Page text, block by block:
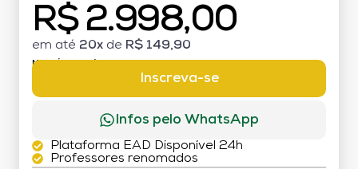
R$ 2.998,00
em até 20x de R$ 149,90
MATRÍCULA:
Inscreva-se
Infos pelo WhatsApp
Plataforma EAD Disponível 24h
Professores renomados